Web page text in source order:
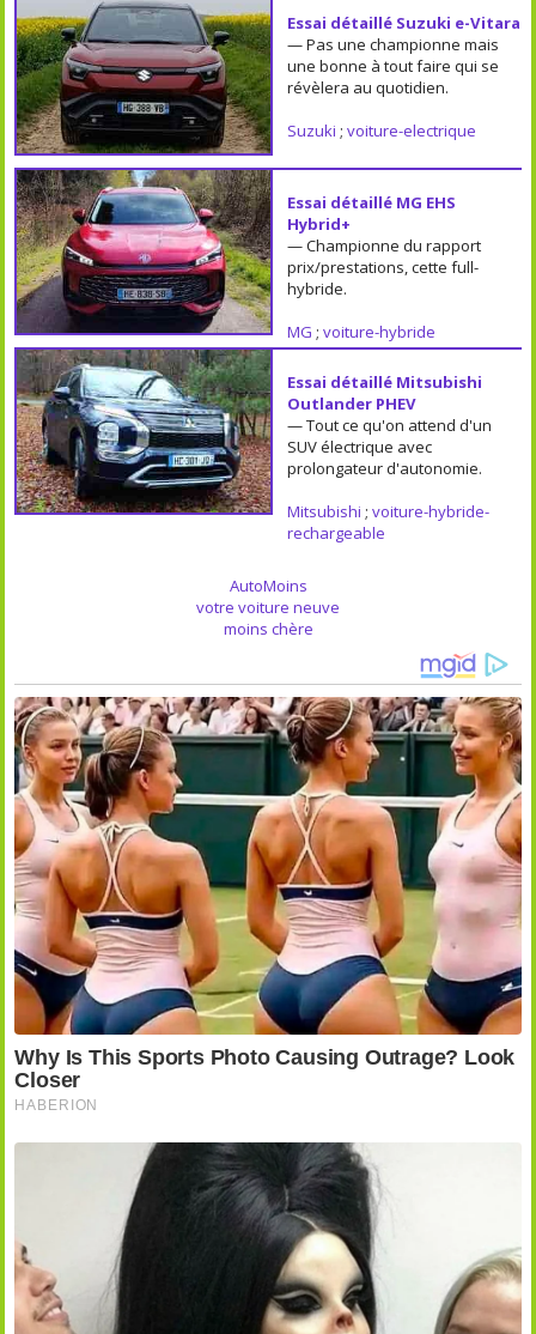
Essai détaillé Suzuki e-Vitara
— Pas une championne mais
une bonne à tout faire qui se
révèlera au quotidien.
Suzuki ; voiture-electrique
Essai détaillé MG EHS
Hybrid+
— Championne du rapport
prix/prestations, cette full-
hybride.
MG ; voiture-hybride
Essai détaillé Mitsubishi
Outlander PHEV
— Tout ce qu'on attend d'un
SUV électrique avec
prolongateur d'autonomie.
Mitsubishi ; voiture-hybride-
rechargeable
AutoMoins
votre voiture neuve
moins chère